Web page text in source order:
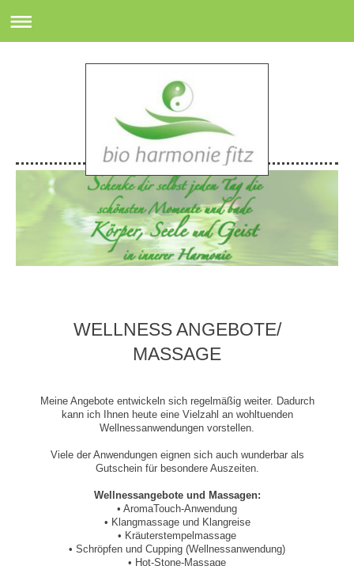
WELLNESS ANGEBOTE/
MASSAGE
Meine Angebote entwickeln sich regelmäßig weiter. Dadurch
kann ich Ihnen heute eine Vielzahl an wohltuenden
Wellnessanwendungen vorstellen.
Viele der Anwendungen eignen sich auch wunderbar als
Gutschein für besondere Auszeiten.
Wellnessangebote und Massagen:
• AromaTouch-Anwendung
• Klangmassage und Klangreise
• Kräuterstempelmassage
• Schröpfen und Cupping (Wellnessanwendung)
• Hot-Stone-Massage